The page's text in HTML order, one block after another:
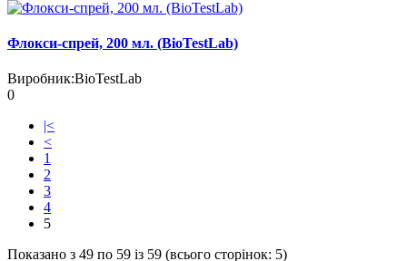
Флокси-спрей, 200 мл. (BioTestLab)
Виробник:BioTestLab
0
|<
<
1
2
3
4
5
Показано з 49 по 59 із 59 (всього сторінок: 5)